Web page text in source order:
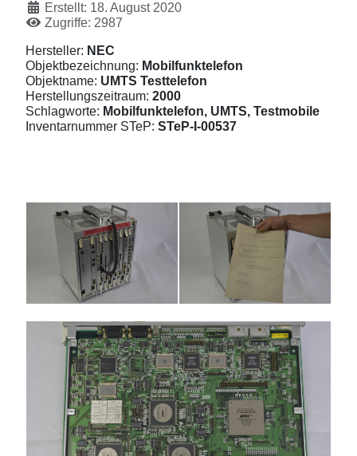
Erstellt: 18. August 2020
Zugriffe: 2987
Hersteller: NEC
Objektbezeichnung: Mobilfunktelefon
Objektname: UMTS Testtelefon
Herstellungszeitraum: 2000
Schlagworte: Mobilfunktelefon, UMTS, Testmobile
Inventarnummer STeP: STeP-I-00537